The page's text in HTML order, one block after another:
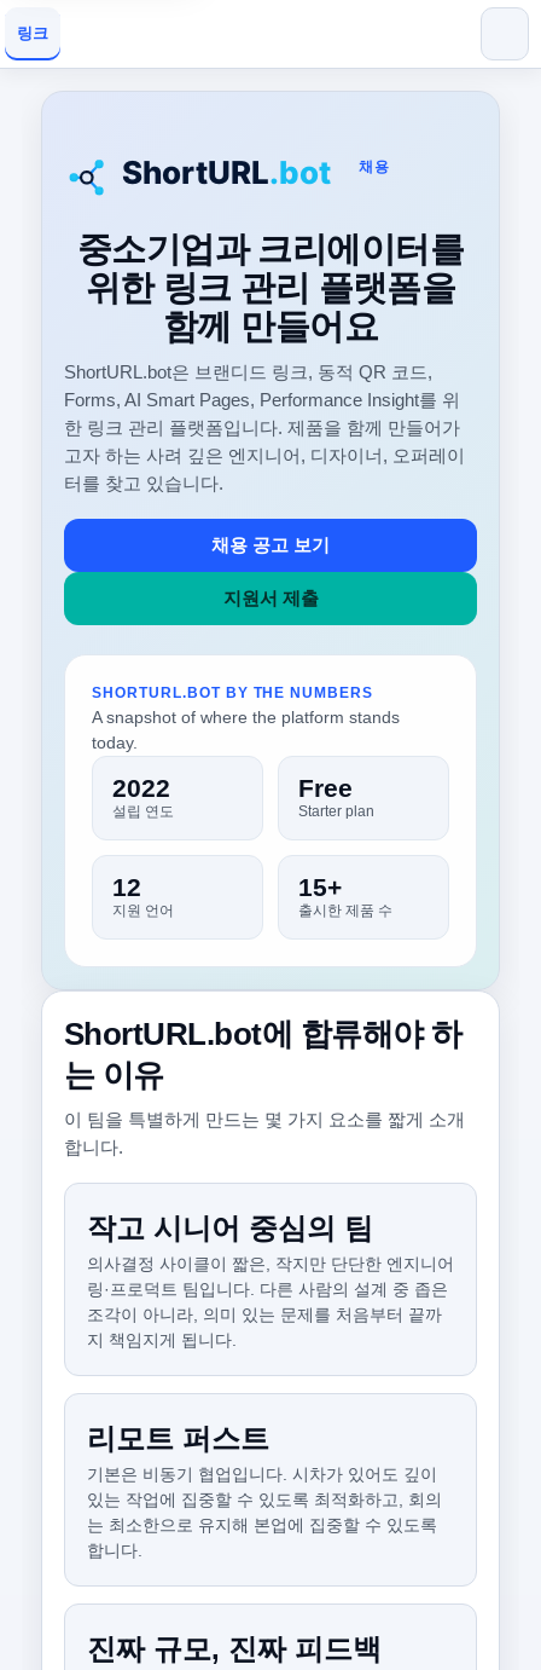
링크
채용
중소기업과 크리에이터를
위한 링크 관리 플랫폼을
함께 만들어요
ShortURL.bot은 브랜디드 링크, 동적 QR 코드,
Forms, AI Smart Pages, Performance Insight를 위
한 링크 관리 플랫폼입니다. 제품을 함께 만들어가
고자 하는 사려 깊은 엔지니어, 디자이너, 오퍼레이
터를 찾고 있습니다.
채용 공고 보기
지원서 제출
SHORTURL.BOT BY THE NUMBERS
A snapshot of where the platform stands
today.
2022
설립 연도
Free
Starter plan
12
지원 언어
15+
출시한 제품 수
ShortURL.bot에 합류해야 하
는 이유
이 팀을 특별하게 만드는 몇 가지 요소를 짧게 소개
합니다.
작고 시니어 중심의 팀
의사결정 사이클이 짧은, 작지만 단단한 엔지니어
링·프로덕트 팀입니다. 다른 사람의 설계 중 좁은
조각이 아니라, 의미 있는 문제를 처음부터 끝까
지 책임지게 됩니다.
리모트 퍼스트
기본은 비동기 협업입니다. 시차가 있어도 깊이
있는 작업에 집중할 수 있도록 최적화하고, 회의
는 최소한으로 유지해 본업에 집중할 수 있도록
합니다.
진짜 규모, 진짜 피드백